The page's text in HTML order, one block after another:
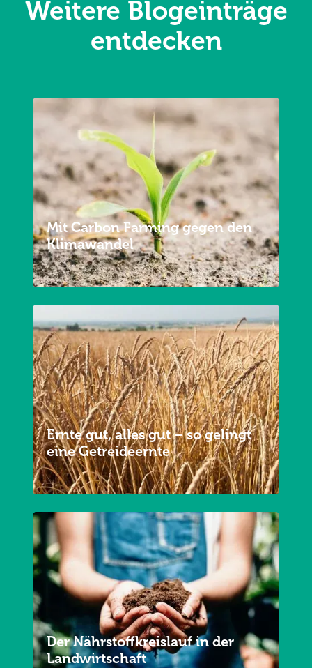
Weitere Blogeinträge
entdecken
Mit Carbon Farming gegen den
Klimawandel
Ernte gut, alles gut – so gelingt
eine Getreideernte
Der Nährstoffkreislauf in der
Landwirtschaft